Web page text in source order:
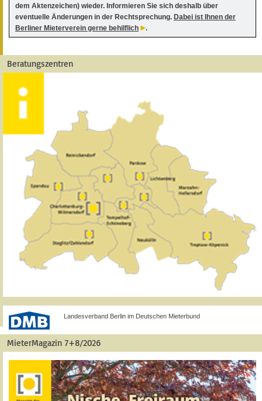
dem Aktenzeichen) wieder. Informieren Sie sich deshalb über
eventuelle Änderungen in der Rechtsprechung. Dabei ist Ihnen der
Berliner Mieterverein gerne behilflich
.
Beratungszentren
Landesverband Berlin im Deutschen Mieterbund
MieterMagazin 7+8/2026